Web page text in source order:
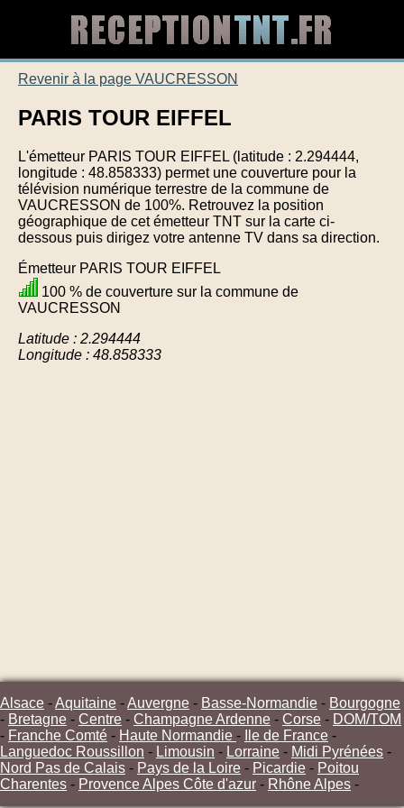
Revenir à la page VAUCRESSON
PARIS TOUR EIFFEL
L'émetteur PARIS TOUR EIFFEL (latitude : 2.294444,
longitude : 48.858333) permet une couverture pour la
télévision numérique terrestre de la commune de
VAUCRESSON de 100%. Retrouvez la position
géographique de cet émetteur TNT sur la carte ci-
dessous puis dirigez votre antenne TV dans sa direction.
Émetteur PARIS TOUR EIFFEL
100 % de couverture sur la commune de
VAUCRESSON
Latitude : 2.294444
Longitude : 48.858333
Alsace -Aquitaine -Auvergne - Basse-Normandie - Bourgogne
- Bretagne - Centre - Champagne Ardenne - Corse - DOM/TOM
- Franche Comté - Haute Normandie - Ile de France -
Languedoc Roussillon - Limousin - Lorraine - Midi Pyrénées -
Nord Pas de Calais - Pays de la Loire - Picardie - Poitou
Charentes - Provence Alpes Côte d'azur - Rhône Alpes -